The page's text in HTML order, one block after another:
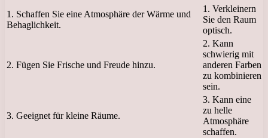
1. Schaffen Sie eine Atmosphäre der Wärme und
Behaglichkeit.
1. Verkleinern
Sie den Raum
optisch.
2. Fügen Sie Frische und Freude hinzu.
2. Kann
schwierig mit
anderen Farben
zu kombinieren
sein.
3. Geeignet für kleine Räume.
3. Kann eine
zu helle
Atmosphäre
schaffen.